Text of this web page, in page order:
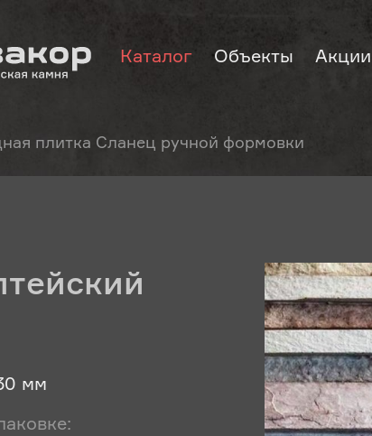
Каталог Объекты Акции
плитка Сланец ручной формовки
мм